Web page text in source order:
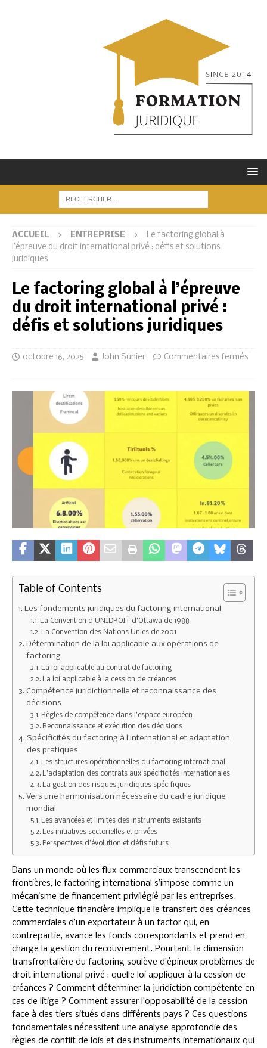
ACCUEIL ENTREPRISE
Le factoring global à
l’épreuve du droit international privé : défis et solutions
juridiques
Le factoring global à l’épreuve
du droit international privé :
défis et solutions juridiques
octobre 16, 2025 John Sunier Commentaires fermés
Table of Contents
Les fondements juridiques du factoring international
La Convention d’UNIDROIT d’Ottawa de 1988
La Convention des Nations Unies de 2001
Détermination de la loi applicable aux opérations de
factoring
La loi applicable au contrat de factoring
La loi applicable à la cession de créances
Compétence juridictionnelle et reconnaissance des
décisions
Règles de compétence dans l’espace européen
Reconnaissance et exécution des décisions
Spécificités du factoring à l’international et adaptation
des pratiques
Les structures opérationnelles du factoring international
L’adaptation des contrats aux spécificités internationales
La gestion des risques juridiques spécifiques
Vers une harmonisation nécessaire du cadre juridique
mondial
Les avancées et limites des instruments existants
Les initiatives sectorielles et privées
Perspectives d’évolution et défis futurs
Dans un monde où les flux commerciaux transcendent les
frontières, le factoring international s’impose comme un
mécanisme de financement privilégié par les entreprises.
Cette technique financière implique le transfert des créances
commerciales d’un exportateur à un factor qui, en
contrepartie, avance les fonds correspondants et prend en
charge la gestion du recouvrement. Pourtant, la dimension
transfrontalière du factoring soulève d’épineux problèmes de
droit international privé : quelle loi appliquer à la cession de
créances ? Comment déterminer la juridiction compétente en
cas de litige ? Comment assurer l’opposabilité de la cession
face à des tiers situés dans différents pays ? Ces questions
fondamentales nécessitent une analyse approfondie des
règles de conflit de lois et des instruments internationaux qui